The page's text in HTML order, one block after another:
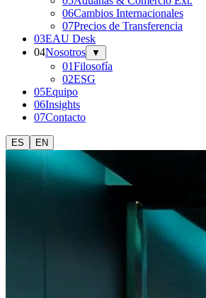
06Cambios Internacionales
07Precios de Transferencia
03EAU Desk
04Nosotros ▼
01Filosofía
02ESG
05Equipo
06Insights
07Contacto
ES EN